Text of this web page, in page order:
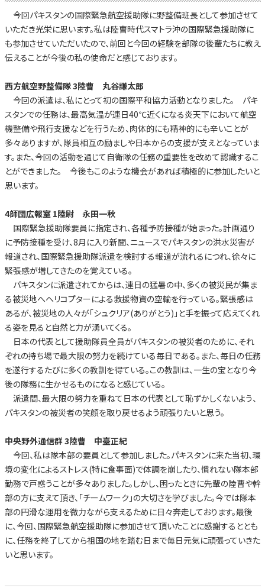
今回パキスタンの国際緊急航空援助隊に野整備班長として参加させて
いただき光栄に思います。私は陸曹時代スマトラ沖の国際緊急援助隊に
も参加させていただいたので、前回と今回の経験を部隊の後輩たちに教え
伝えることが今後の私の使命だと感じております。
西方航空野整備隊 3陸曹 丸谷謙太郎
今回の派遣は、私にとって初の国際平和協力活動となりました。 パキ
スタンでの任務は、最高気温が連日40℃近くになる炎天下において航空
機整備や飛行支援などを行うため、肉体的にも精神的にも辛いことが
多々ありますが、隊員相互の励ましや日本からの支援が支えとなっていま
す。また、今回の活動を通じて自衛隊の任務の重要性を改めて認識するこ
とができました。 今後もこのような機会があれば積極的に参加したいと
思います。
4師団広報室 1陸尉 永田一秋
国際緊急援助隊要員に指定され、各種予防接種が始まった。計画通り
に予防接種を受け、8月に入り新聞、ニュースでパキスタンの洪水災害が
報道され、国際緊急援助隊派遣を検討する報道が流れるにつれ、徐々に
緊張感が増してきたのを覚えている。
パキスタンに派遣されてからは、連日の猛暑の中、多くの被災民が集ま
る被災地へヘリコプターによる救援物資の空輸を行っている。緊張感は
あるが、被災地の人々が「シュクリア(ありがとう)」と手を振って応えてくれ
る姿を見ると自然と力が湧いてくる。
日本の代表として援助隊員全員がパキスタンの被災者のために、それ
ぞれの持ち場で最大限の努力を続けている毎日である。また、毎日の任務
を遂行するたびに多くの教訓を得ている。この教訓は、一生の宝となり今
後の隊務に生かせるものになると感じている。
派遣間、最大限の努力を重ねて日本の代表として恥ずかしくないよう、
パキスタンの被災者の笑顔を取り戻せるよう頑張りたいと思う。
中央野外通信群 3陸曹 中臺正紀
今回、私は隊本部の要員として参加しました。パキスタンに来た当初、環
境の変化によるストレス(特に食事面)で体調を崩したり、慣れない隊本部
勤務で戸惑うことが多々ありました。しかし、困ったときに先輩の陸曹や幹
部の方に支えて頂き、「チームワーク」の大切さを学びました。今では隊本
部の円滑な運用を微力ながら支えるために日々奔走しております。最後
に、今回、国際緊急航空援助隊に参加させて頂いたことに感謝するととも
に、任務を終了してから祖国の地を踏む日まで毎日元気に頑張っていきた
いと思います。